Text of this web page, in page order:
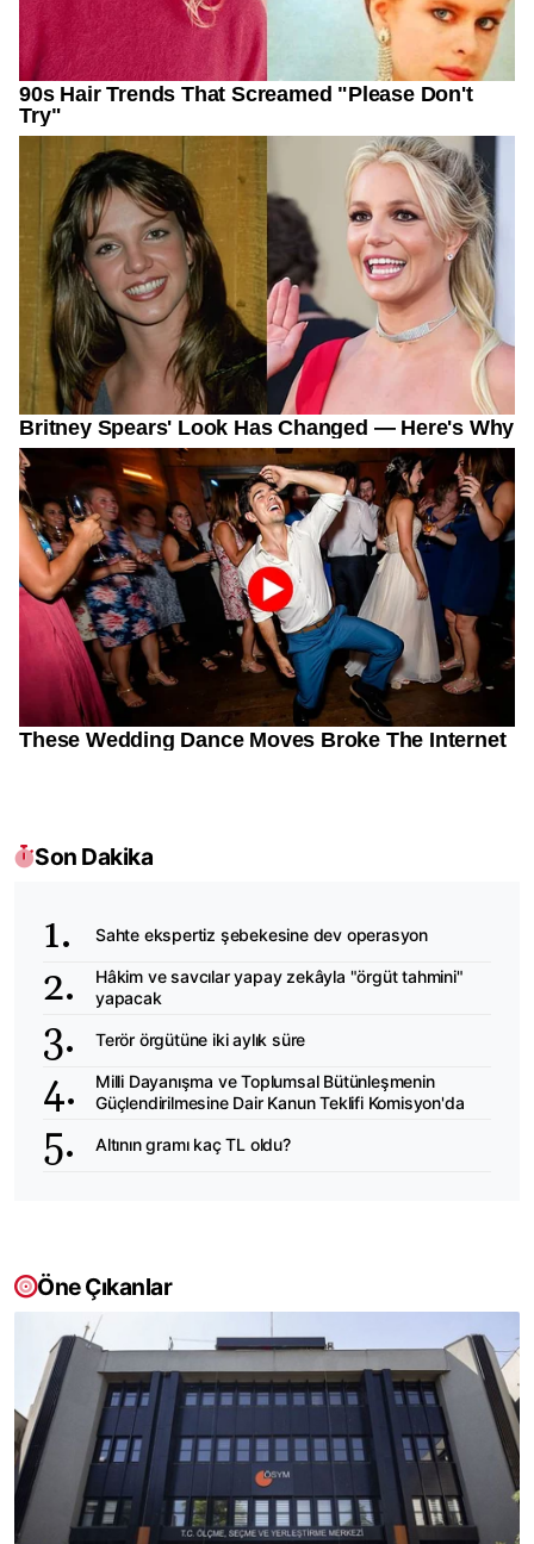
Son Dakika
Sahte ekspertiz şebekesine dev operasyon
Hâkim ve savcılar yapay zekâyla "örgüt tahmini"
yapacak
Terör örgütüne iki aylık süre
Milli Dayanışma ve Toplumsal Bütünleşmenin
Güçlendirilmesine Dair Kanun Teklifi Komisyon'da
Altının gramı kaç TL oldu?
Öne Çıkanlar